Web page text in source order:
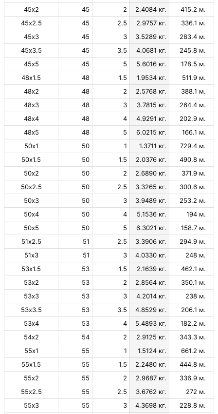
45х2
45 2 2.4084 кг.
415.2 м.
45х2.5
45 2.5 2.9757 кг.
336.1 м.
45х3
45 3 3.5289 кг.
283.4 м.
45х3.5
45 3.5 4.0681 кг.
245.8 м.
45х5
45 5 5.6016 кг.
178.5 м.
48х1.5
48 1.5 1.9534 кг.
511.9 м.
48х2
48 2 2.5768 кг.
388.1 м.
48х3
48 3 3.7815 кг.
264.4 м.
48х4
48 4 4.9291 кг.
202.9 м.
48х5
48 5 6.0215 кг.
166.1 м.
50х1
50 1 1.3711 кг.
729.4 м.
50х1.5
50 1.5 2.0376 кг.
490.8 м.
50х2
50 2 2.6890 кг.
371.9 м.
50х2.5
50 2.5 3.3265 кг.
300.6 м.
50х3
50 3 3.9489 кг.
253.2 м.
50х4
50 4 5.1536 кг.
194 м.
50х5
50 5 6.3021 кг.
158.7 м.
51х2.5
51 2.5 3.3906 кг.
294.9 м.
51х3
51 3 4.0330 кг.
248 м.
53х1.5
53 1.5 2.1639 кг.
462.1 м.
53х2
53 2 2.8564 кг.
350.1 м.
53х3
53 3 4.2014 кг.
238 м.
53х3.5
53 3.5 4.8529 кг.
206.1 м.
53х4
53 4 5.4893 кг.
182.2 м.
54х2
54 2 2.9125 кг.
343.3 м.
55х1
55 1 1.5124 кг.
661.2 м.
55х1.5
55 1.5 2.2480 кг.
444.8 м.
55х2
55 2 2.9687 кг.
336.9 м.
55х2.5
55 2.5 3.6762 кг.
272 м.
55х3
55 3 4.3698 кг.
228.8 м.